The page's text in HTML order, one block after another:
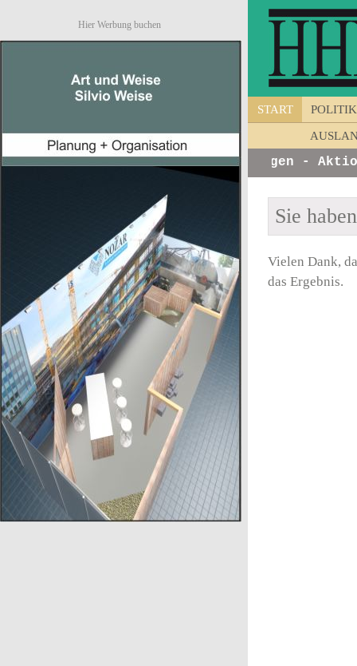
Hier Werbung buchen
START POLITIK
von Unternehmen - Ankündigungen -
Sie
Vielen Dank,
das Ergebnis.